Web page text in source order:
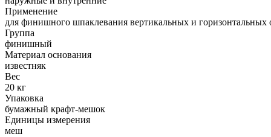
Применение
для финишного шпаклевания вертикальных и горизонтальных
Группа
финишный
Материал основания
известняк
Вес
20 кг
Упаковка
бумажный крафт-мешок
Единицы измерения
меш